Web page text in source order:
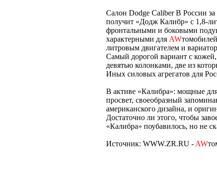
Салон Dodge Caliber В России за
получит «Додж Калибр» с 1,8-
фронтальными и боковыми
характерными для AW
литровым двигателем и
Самый дорогой вариант с
девятью колонками, две из
Иных силовых агрегатов для
В активе «Калибра»: мощные
просвет, своеобразный
американского дизайна, и
Достаточно ли этого, чтобы
«Калибра» поубавилось, но не
Источник: WWW.ZR.RU - AW